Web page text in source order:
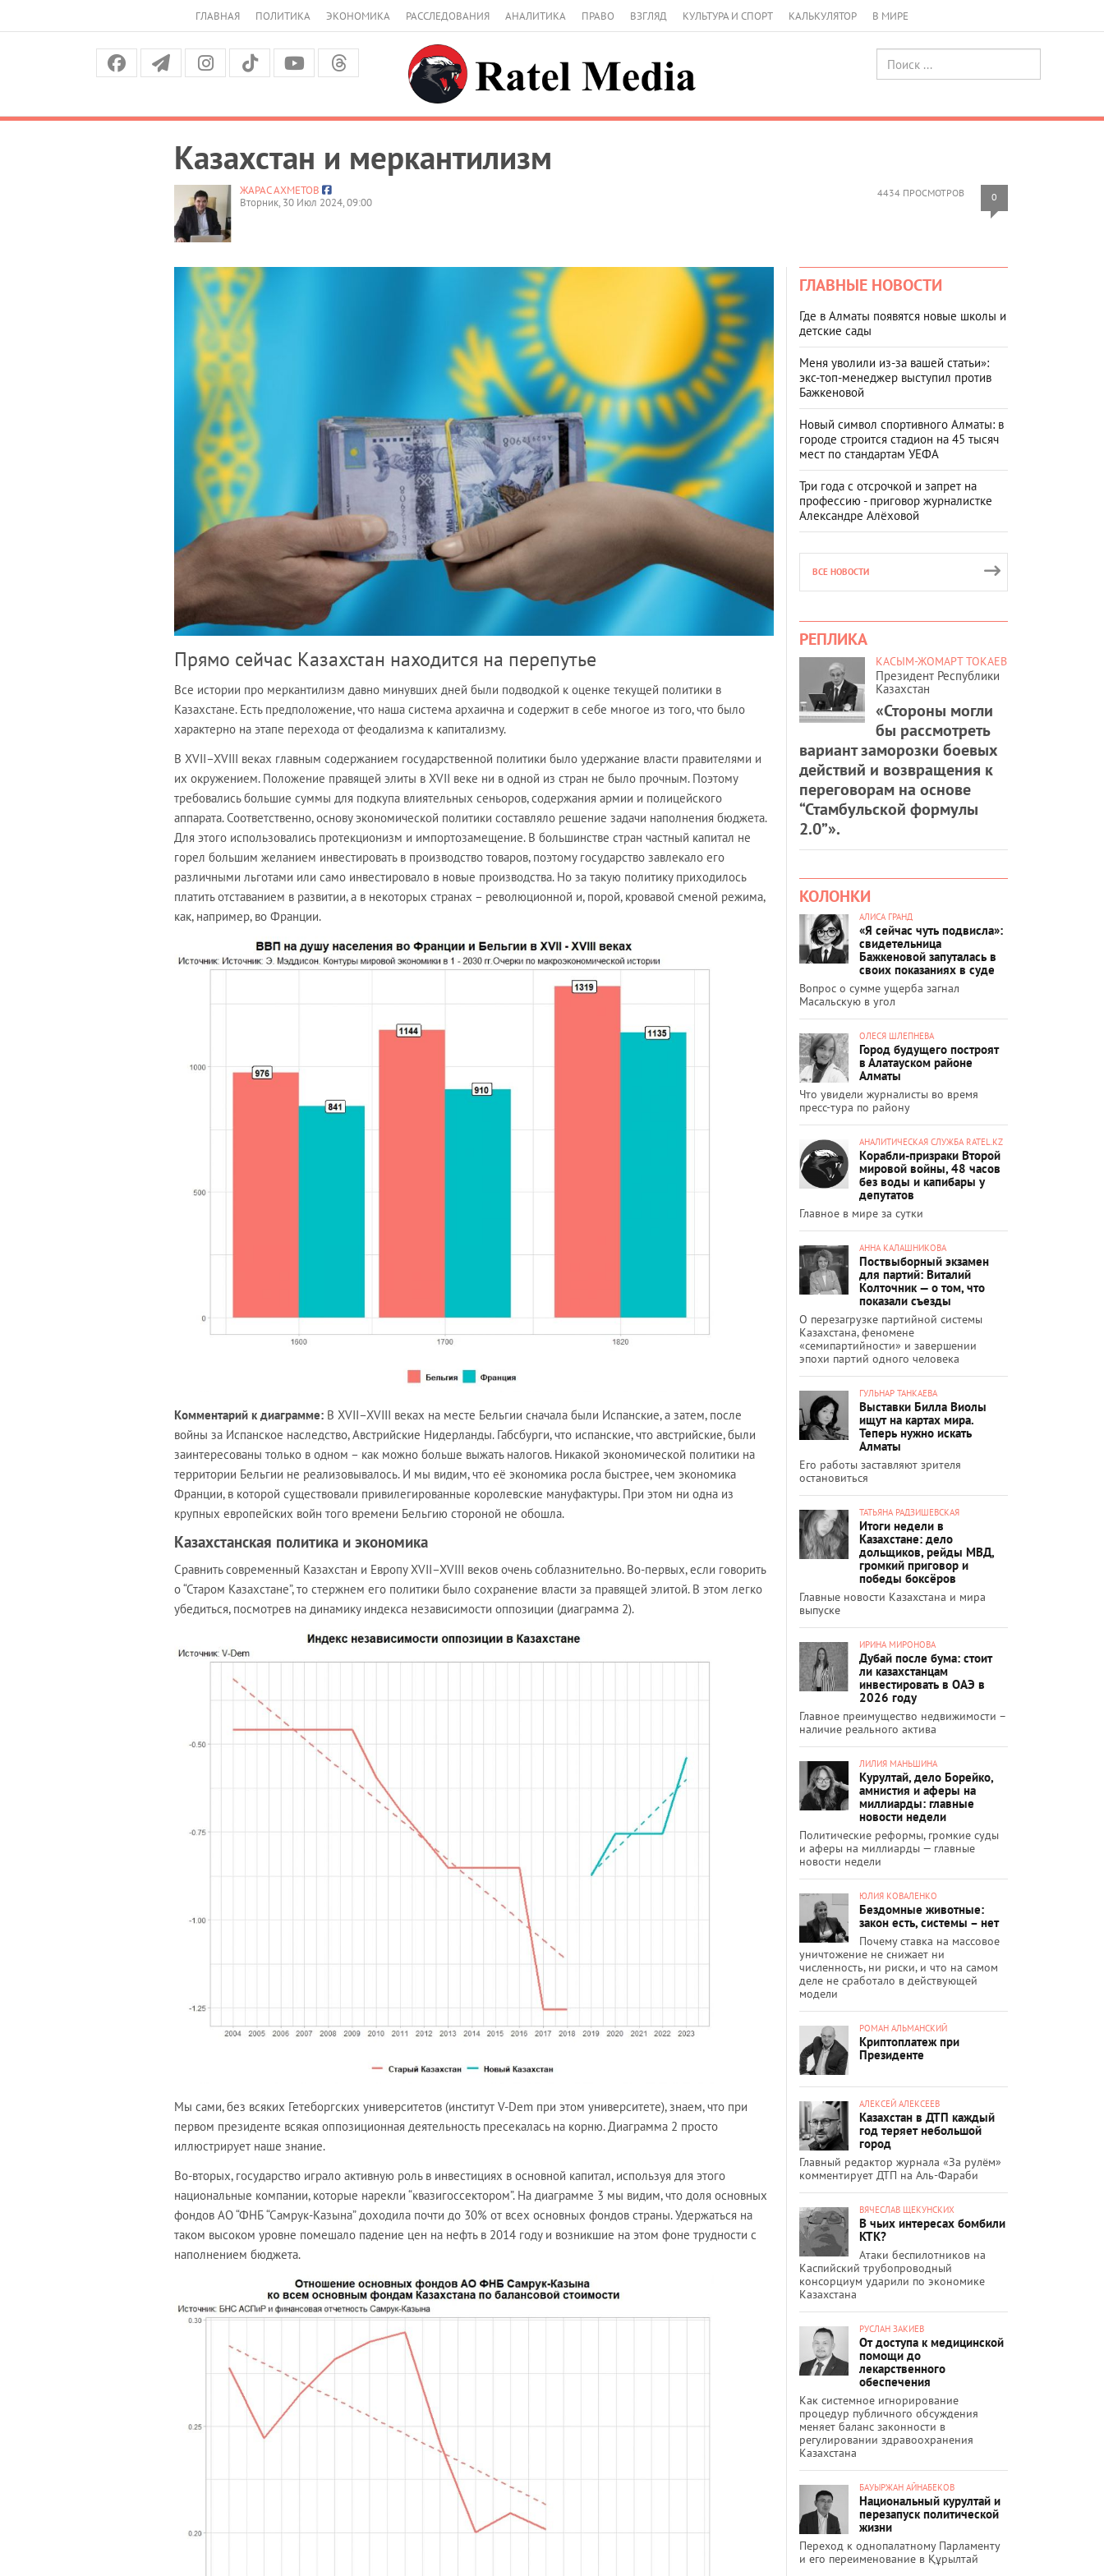
ГЛАВНАЯ ПОЛИТИКА ЭКОНОМИКА РАССЛЕДОВАНИЯ АНАЛИТИКА ПРАВО ВЗГЛЯД КУЛЬТУРА И СПОРТ КАЛЬКУЛЯТОР В МИРЕ
Казахстан и меркантилизм
4434 ПРОСМОТРОВ 0
ЖАРАС АХМЕТОВ
Вторник, 30 Июл 2024, 09:00
Прямо сейчас Казахстан находится на перепутье
Все истории про меркантилизм давно минувших дней были подводкой к оценке текущей политики в
Казахстане. Есть предположение, что наша система архаична и содержит в себе многое из того, что было
характерно на этапе перехода от феодализма к капитализму.
В XVII–XVIII веках главным содержанием государственной политики было удержание власти правителями и
их окружением. Положение правящей элиты в XVII веке ни в одной из стран не было прочным. Поэтому
требовались большие суммы для подкупа влиятельных сеньоров, содержания армии и полицейского
аппарата. Соответственно, основу экономической политики составляло решение задачи наполнения бюджета.
Для этого использовались протекционизм и импортозамещение. В большинстве стран частный капитал не
горел большим желанием инвестировать в производство товаров, поэтому государство завлекало его
различными льготами или само инвестировало в новые производства. Но за такую политику приходилось
платить отставанием в развитии, а в некоторых странах – революционной и, порой, кровавой сменой режима,
как, например, во Франции.
Комментарий к диаграмме: В XVII–XVIII веках на месте Бельгии сначала были Испанские, а затем, после
войны за Испанское наследство, Австрийские Нидерланды. Габсбурги, что испанские, что австрийские, были
заинтересованы только в одном – как можно больше выжать налогов. Никакой экономической политики на
территории Бельгии не реализовывалось. И мы видим, что её экономика росла быстрее, чем экономика
Франции, в которой существовали привилегированные королевские мануфактуры. При этом ни одна из
крупных европейских войн того времени Бельгию стороной не обошла.
Казахстанская политика и экономика
Сравнить современный Казахстан и Европу XVII–XVIII веков очень соблазнительно. Во-первых, если говорить
о “Старом Казахстане”, то стержнем его политики было сохранение власти за правящей элитой. В этом легко
убедиться, посмотрев на динамику индекса независимости оппозиции (диаграмма 2).
Мы сами, без всяких Гетеборгских университетов (институт V-Dem при этом университете), знаем, что при
первом президенте всякая оппозиционная деятельность пресекалась на корню. Диаграмма 2 просто
иллюстрирует наше знание.
Во-вторых, государство играло активную роль в инвестициях в основной капитал, используя для этого
национальные компании, которые нарекли “квазигоссектором”. На диаграмме 3 мы видим, что доля основных
фондов АО “ФНБ “Самрук-Казына” доходила почти до 30% от всех основных фондов страны. Удержаться на
таком высоком уровне помешало падение цен на нефть в 2014 году и возникшие на этом фоне трудности с
наполнением бюджета.
ГЛАВНЫЕ НОВОСТИ
Где в Алматы появятся новые школы и
детские сады
Меня уволили из-за вашей статьи»:
экс-топ-менеджер выступил против
Бажкеновой
Новый символ спортивного Алматы: в
городе строится стадион на 45 тысяч
мест по стандартам УЕФА
Три года с отсрочкой и запрет на
профессию - приговор журналистке
Александре Алёховой
ВСЕ НОВОСТИ
РЕПЛИКА
КАСЫМ-ЖОМАРТ ТОКАЕВ
Президент Республики
Казахстан
«Стороны могли
бы рассмотреть
вариант заморозки боевых
действий и возвращения к
переговорам на основе
“Стамбульской формулы
2.0”».
КОЛОНКИ
АЛИСА ГРАНД
«Я сейчас чуть подвисла»:
свидетельница
Бажкеновой запуталась в
своих показаниях в суде
Вопрос о сумме ущерба загнал
Масальскую в угол
ОЛЕСЯ ШЛЕПНЕВА
Город будущего построят
в Алатауском районе
Алматы
Что увидели журналисты во время
пресс-тура по району
АНАЛИТИЧЕСКАЯ СЛУЖБА RATEL.KZ
Корабли-призраки Второй
мировой войны, 48 часов
без воды и капибары у
депутатов
Главное в мире за сутки
АННА КАЛАШНИКОВА
Поствыборный экзамен
для партий: Виталий
Колточник — о том, что
показали съезды
О перезагрузке партийной системы
Казахстана, феномене
«семипартийности» и завершении
эпохи партий одного человека
ГУЛЬНАР ТАНКАЕВА
Выставки Билла Виолы
ищут на картах мира.
Теперь нужно искать
Алматы
Его работы заставляют зрителя
остановиться
ТАТЬЯНА РАДЗИШЕВСКАЯ
Итоги недели в
Казахстане: дело
дольщиков, рейды МВД,
громкий приговор и
победы боксёров
Главные новости Казахстана и мира
выпуске
ИРИНА МИРОНОВА
Дубай после бума: стоит
ли казахстанцам
инвестировать в ОАЭ в
2026 году
Главное преимущество недвижимости –
наличие реального актива
ЛИЛИЯ МАНЬШИНА
Курултай, дело Борейко,
амнистия и аферы на
миллиарды: главные
новости недели
Политические реформы, громкие суды
и аферы на миллиарды — главные
новости недели
ЮЛИЯ КОВАЛЕНКО
Бездомные животные:
закон есть, системы – нет
Почему ставка на массовое
уничтожение не снижает ни
численность, ни риски, и что на самом
деле не сработало в действующей
модели
РОМАН АЛЬМАНСКИЙ
Криптоплатеж при
Президенте
АЛЕКСЕЙ АЛЕКСЕЕВ
Казахстан в ДТП каждый
год теряет небольшой
город
Главный редактор журнала «За рулём»
комментирует ДТП на Аль-Фараби
ВЯЧЕСЛАВ ЩЕКУНСКИХ
В чьих интересах бомбили
КТК?
Атаки беспилотников на
Каспийский трубопроводный
консорциум ударили по экономике
Казахстана
РУСЛАН ЗАКИЕВ
От доступа к медицинской
помощи до
лекарственного
обеспечения
Как системное игнорирование
процедур публичного обсуждения
меняет баланс законности в
регулировании здравоохранения
Казахстана
БАУЫРЖАН АЙНАБЕКОВ
Национальный курултай и
перезапуск политической
жизни
Переход к однопалатному Парламенту
и его переименование в Құрылтай